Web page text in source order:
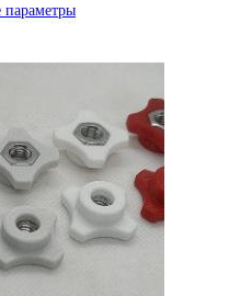
параметры